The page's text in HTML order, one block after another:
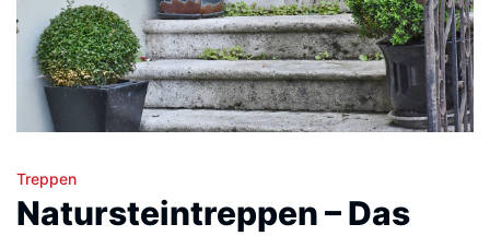
Treppen
Natursteintreppen – Das